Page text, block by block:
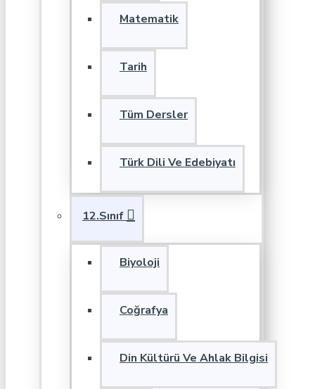
Matematik
Tarih
Tüm Dersler
Türk Dili Ve Edebiyatı
12.Sınıf
Biyoloji
Coğrafya
Din Kültürü Ve Ahlak Bilgisi